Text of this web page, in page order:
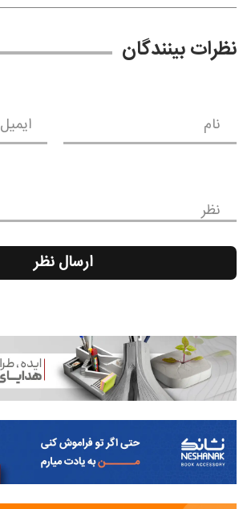
نظرات بینندگان
نام ایمیل
نظر
ارسال نظر